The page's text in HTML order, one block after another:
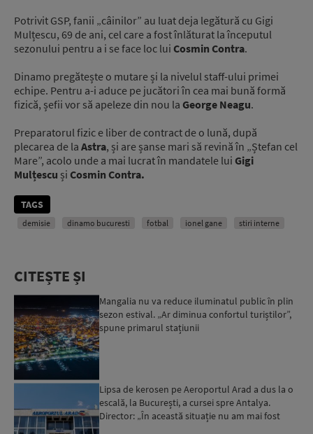
Potrivit GSP, fanii „câinilor” au luat deja legătură cu Gigi
Mulțescu, 69 de ani, cel care a fost înlăturat la începutul
sezonului pentru a i se face loc lui Cosmin Contra.
Dinamo pregătește o mutare și la nivelul staff-ului primei
echipe. Pentru a-i aduce pe jucători în cea mai bună formă
fizică, șefii vor să apeleze din nou la George Neagu.
Preparatorul fizic e liber de contract de o lună, după
plecarea de la Astra, și are șanse mari să revină în „Ștefan cel
Mare”, acolo unde a mai lucrat în mandatele lui Gigi
Mulțescu și Cosmin Contra.
TAGS
demisie dinamo bucuresti fotbal ionel gane stiri interne
CITEȘTE ȘI
Mangalia nu va reduce iluminatul public în plin
sezon estival. „Ar diminua confortul turiștilor”,
spune primarul stațiunii
Lipsa de kerosen pe Aeroportul Arad a dus la o
escală, la București, a cursei spre Antalya.
Director: „În această situație nu am mai fost